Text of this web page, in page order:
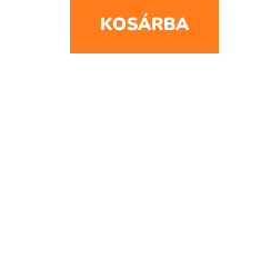
KOSÁRBA